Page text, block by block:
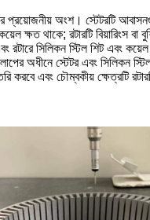
প্রয়োজনীয় অংশ। স্টেটরটি
ক্ষত থাকে; রটারটি বিয়ারিংস বা
রটারে সিলিকন স্টিল শিট এবং কয়েল
অধীনে স্টেটর এবং সিলিকন
করবে এবং চৌম্বকীয় ক্ষেত্রটি